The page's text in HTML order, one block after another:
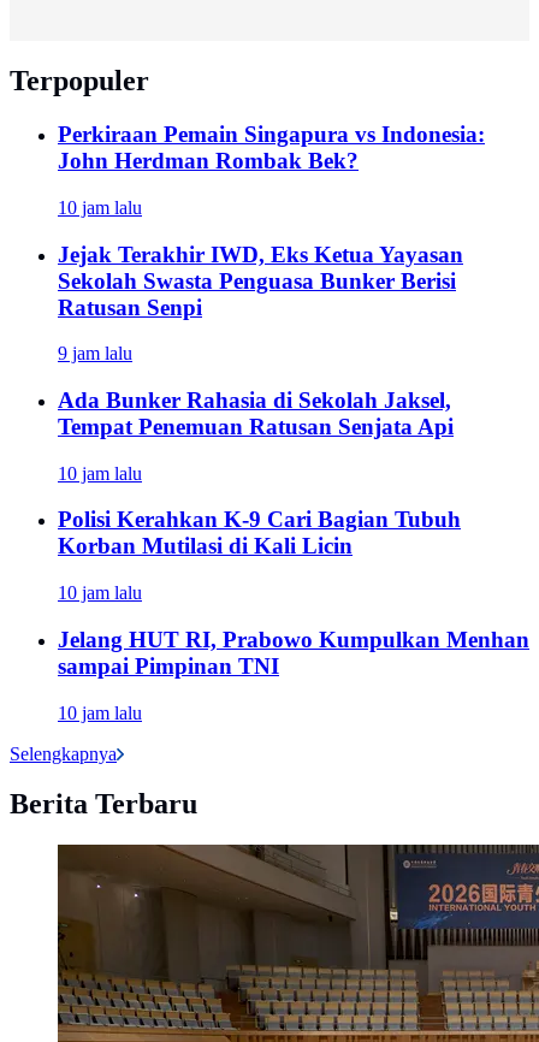
Terpopuler
Perkiraan Pemain Singapura vs Indonesia:
John Herdman Rombak Bek?
10 jam lalu
Jejak Terakhir IWD, Eks Ketua Yayasan
Sekolah Swasta Penguasa Bunker Berisi
Ratusan Senpi
9 jam lalu
Ada Bunker Rahasia di Sekolah Jaksel,
Tempat Penemuan Ratusan Senjata Api
10 jam lalu
Polisi Kerahkan K-9 Cari Bagian Tubuh
Korban Mutilasi di Kali Licin
10 jam lalu
Jelang HUT RI, Prabowo Kumpulkan Menhan
sampai Pimpinan TNI
10 jam lalu
Selengkapnya
Berita Terbaru